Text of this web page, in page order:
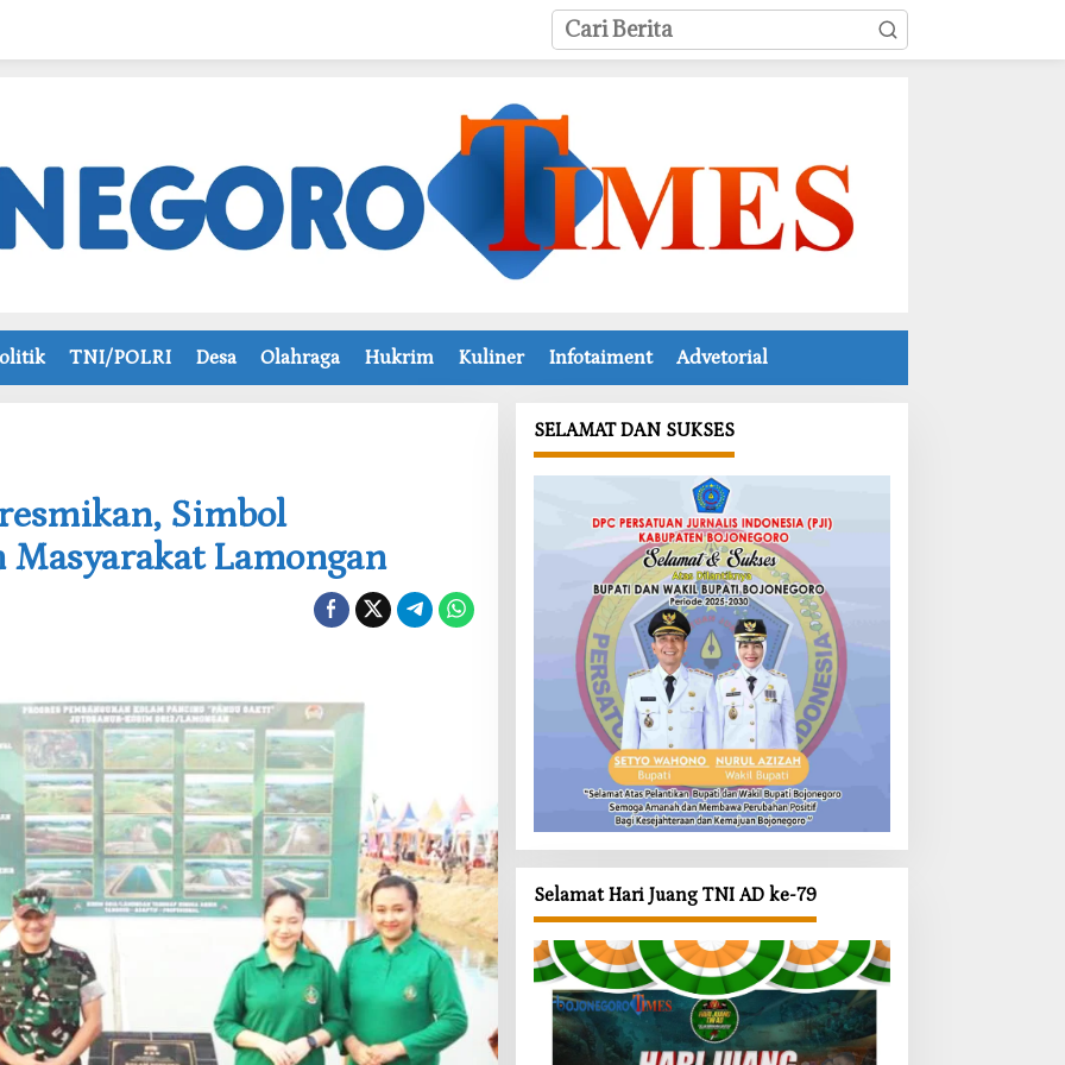
TNI/POLRI Desa Olahraga Hukrim Kuliner Infotaiment Advetorial
Simbol
Masyarakat Lamongan
SELAMAT DAN SUKSES
Selamat Hari Juang TNI AD ke-79